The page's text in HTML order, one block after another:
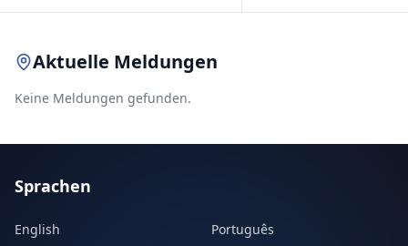
Aktuelle Meldungen
Keine Meldungen gefunden.
Sprachen
English
Português